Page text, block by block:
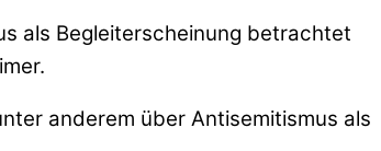
als Begleiterscheinung betrachtet
anderem über Antisemitismus als